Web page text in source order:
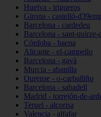
Huelva - trigueros
Girona - castelló-
Barcelona - cardedeu
Barcelona - sant-quirze-
Córdoba - baena
Alicante - el-campello
Barcelona - gavà
Murcia - abanilla
Ourense - o-carballiño
Barcelona - sabadell
Madrid - torrejón-de-
Teruel - alcorisa
Valencia - alfafar